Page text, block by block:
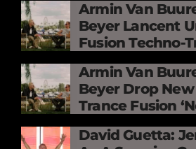
Armin Van
Beyer Lancent
Fusion Techno-
Mercy »
Armin Van
Beyer Drop
Trance Fusion
David Guetta: